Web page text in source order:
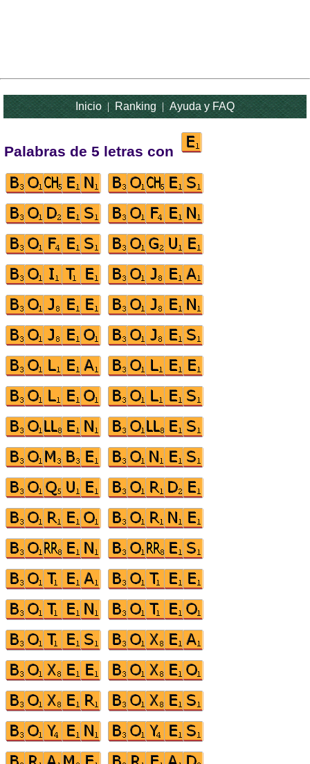
Inicio|Ranking|Ayuda y FAQ
Palabras de 5 letras con